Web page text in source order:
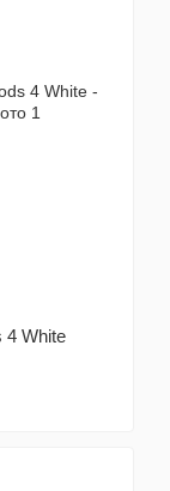
4 White